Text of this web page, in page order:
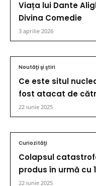
Viața lui Dante
Divina Comedie
3 aprilie 2026
Noutăţi şi ştiri
Ce este situl
fost atacat de
22 iunie 2025
Curiozităţi
Colapsul
produs în urmă cu
22 iunie 2025